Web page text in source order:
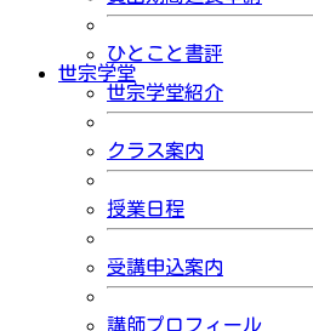
ひとこと書評
世宗学堂
世宗学堂紹介
クラス案内
授業日程
受講申込案内
講師プロフィール